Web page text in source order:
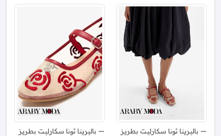
باليرينا ثونا سكارليت بطريز
باليرينا ثونا سكارليت بطريز